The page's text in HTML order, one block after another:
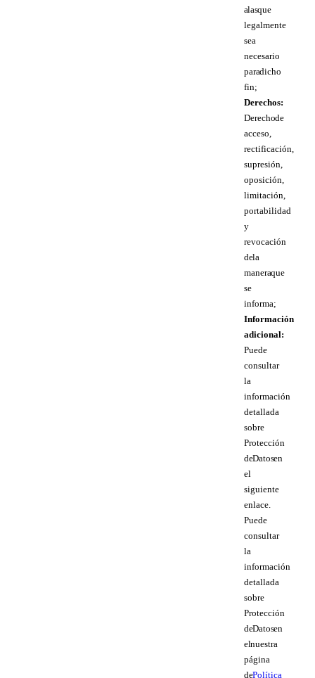
a las que
legalmente
sea
necesario
para dicho
fin;
Derechos:
Derecho de
acceso,
rectificación,
supresión,
oposición,
limitación,
portabilidad
y
revocación
de la
manera que
se
informa;
Información
adicional:
Puede
consultar
la
información
detallada
sobre
Protección
de Datos en
el
siguiente
enlace.
Puede
consultar
la
información
detallada
sobre
Protección
de Datos en
el nuestra
página
dePolítica